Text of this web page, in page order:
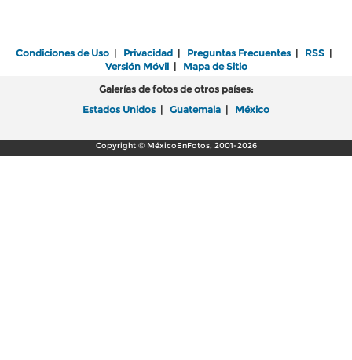
Condiciones de Uso | Privacidad | Preguntas Frecuentes | RSS |
Versión Móvil| Mapa de Sitio
Galerías de fotos de otros países:
Estados Unidos | Guatemala | México
Copyright © MéxicoEnFotos, 2001-2026